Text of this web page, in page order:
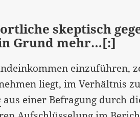
skeptisch
Grund mehr…[:]
einzuführen,
liegt, im Verhältnis
aus einer Befragung durch